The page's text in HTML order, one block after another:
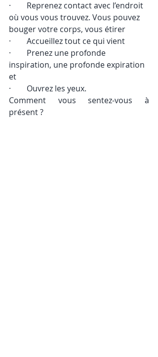
·        Reprenez contact avec l’endroit
où vous vous trouvez. Vous pouvez
bouger votre corps, vous étirer
·        Accueillez tout ce qui vient
·        Prenez une profonde
inspiration, une profonde expiration
et
·        Ouvrez les yeux.
Comment vous sentez-vous à
présent ?